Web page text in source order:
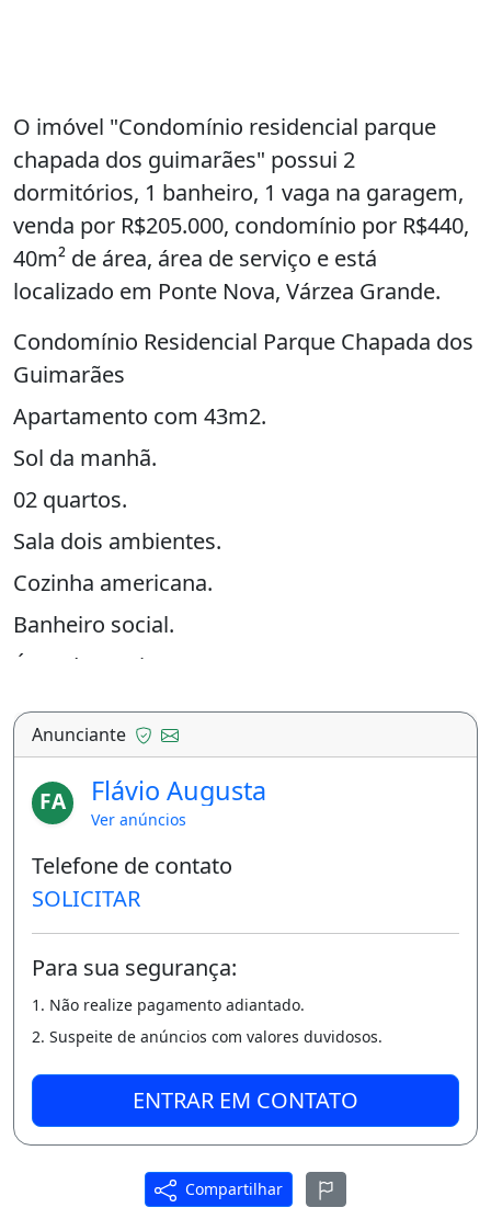
O imóvel "Condomínio residencial parque
chapada dos guimarães" possui 2
dormitórios, 1 banheiro, 1 vaga na garagem,
venda por R$205.000, condomínio por R$440,
40m² de área, área de serviço e está
localizado em Ponte Nova, Várzea Grande.
Condomínio Residencial Parque Chapada dos
Guimarães
Apartamento com 43m2.
Sol da manhã.
02 quartos.
Sala dois ambientes.
Cozinha americana.
Banheiro social.
Área de serviço.
Uma vaga de garagem.
Área de serviço
Anunciante
FA Flávio Augusta
Ver anúncios
Telefone de contato
SOLICITAR
Para sua segurança:
1. Não realize pagamento adiantado.
2. Suspeite de anúncios com valores duvidosos.
ENTRAR EM CONTATO
Compartilhar